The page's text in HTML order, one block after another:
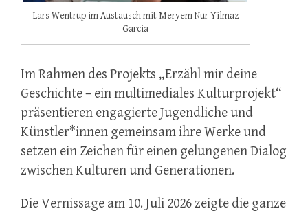
Lars Wentrup im Austausch mit Meryem Nur Yilmaz
Garcia
Im Rahmen des Projekts „Erzähl mir deine
Geschichte – ein multimediales Kulturprojekt“
präsentieren engagierte Jugendliche und
Künstler*innen gemeinsam ihre Werke und
setzen ein Zeichen für einen gelungenen Dialog
zwischen Kulturen und Generationen.
Die Vernissage am 10. Juli 2026 zeigte die ganze